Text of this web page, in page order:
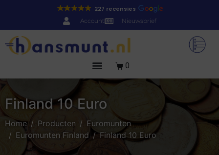
227 recensies
Account Nieuwsbrief
0
Finland 10 Euro
Home Producten
Euromunten
Euromunten Finland
Finland 10 Euro